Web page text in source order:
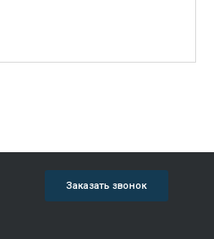
Заказать звонок